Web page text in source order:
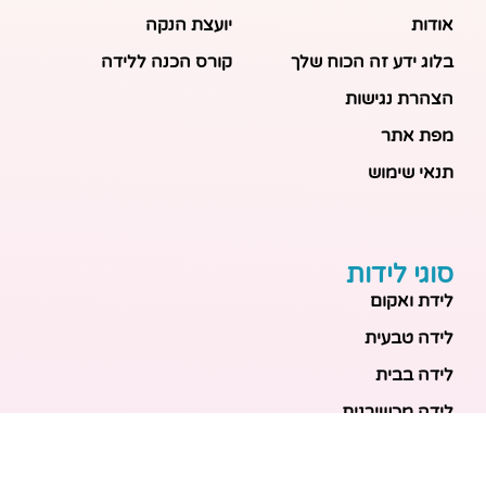
אודות
בלוג ידע זה הכוח שלך
הצהרת נגישות
מפת אתר
תנאי שימוש
יועצת הנקה
קורס הכנה ללידה
סוגי לידות
לידת ואקום
לידה טבעית
לידה בבית
לידה מכשירנית